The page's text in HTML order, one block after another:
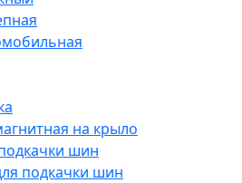
на крыло
шин
подкачки шин